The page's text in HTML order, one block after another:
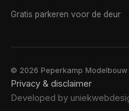
Gratis parkeren voor de deur
© 2026 Peperkamp
Privacy & disclaimer
Developed by